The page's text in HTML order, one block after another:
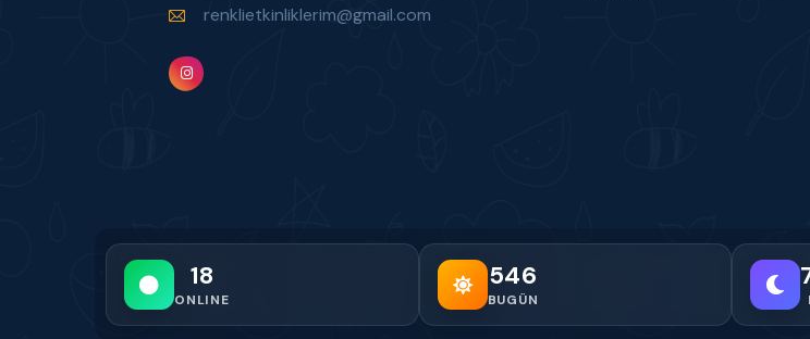
renklietkinliklerim@gmail.com
18
ONLINE
546
BUGÜN